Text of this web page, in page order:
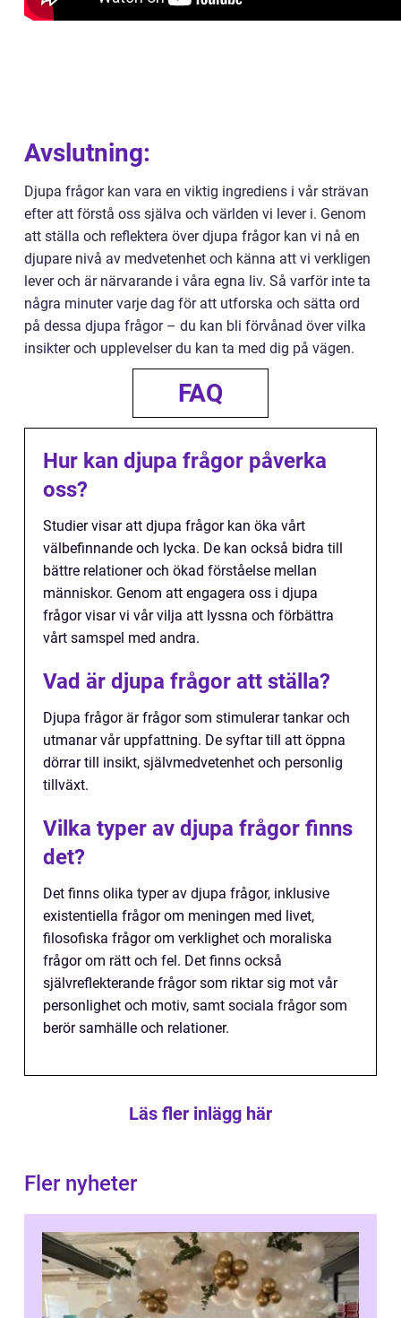
Avslutning:
Djupa frågor kan vara en viktig ingrediens i vår strävan
efter att förstå oss själva och världen vi lever i. Genom
att ställa och reflektera över djupa frågor kan vi nå en
djupare nivå av medvetenhet och känna att vi verkligen
lever och är närvarande i våra egna liv. Så varför inte ta
några minuter varje dag för att utforska och sätta ord
på dessa djupa frågor – du kan bli förvånad över vilka
insikter och upplevelser du kan ta med dig på vägen.
FAQ
Hur kan djupa frågor påverka
oss?
Studier visar att djupa frågor kan öka vårt
välbefinnande och lycka. De kan också bidra till
bättre relationer och ökad förståelse mellan
människor. Genom att engagera oss i djupa
frågor visar vi vår vilja att lyssna och förbättra
vårt samspel med andra.
Vad är djupa frågor att ställa?
Djupa frågor är frågor som stimulerar tankar och
utmanar vår uppfattning. De syftar till att öppna
dörrar till insikt, självmedvetenhet och personlig
tillväxt.
Vilka typer av djupa frågor finns
det?
Det finns olika typer av djupa frågor, inklusive
existentiella frågor om meningen med livet,
filosofiska frågor om verklighet och moraliska
frågor om rätt och fel. Det finns också
självreflekterande frågor som riktar sig mot vår
personlighet och motiv, samt sociala frågor som
berör samhälle och relationer.
Läs fler inlägg här
Fler nyheter